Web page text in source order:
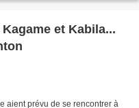
et Kabila...
aient prévu de se rencontrer à